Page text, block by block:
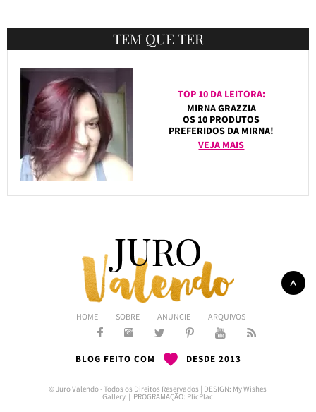
TEM QUE TER
TOP 10 DA LEITORA:
MIRNA GRAZZIA
OS 10 PRODUTOS
PREFERIDOS DA MIRNA!
VEJA MAIS
HOME SOBRE ANUNCIE ARQUIVOS
BLOG FEITO COM DESDE 2013
© Juro Valendo - Todos os Direitos Reservados | DESIGN: My Wishes
Gallery | PROGRAMAÇÃO: PlicPlac